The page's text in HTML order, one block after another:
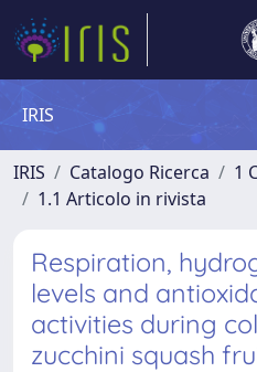
IRIS
IRIS Catalogo Ricerca
1
1.1 Articolo in rivista
Respiration,
levels and
activities during
zucchini squash